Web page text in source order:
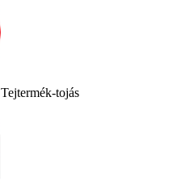
Tejtermék-tojás